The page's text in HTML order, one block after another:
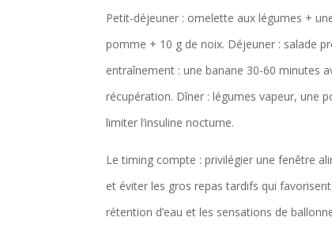
Petit-déjeuner : omelette aux légumes +
pomme + 10 g de noix. Déjeuner : salade
entraînement : une banane 30-60 minutes
récupération. Dîner : légumes vapeur, une
limiter l’insuline nocturne.
Le timing compte : privilégier une fenêtre
et éviter les gros repas tardifs qui
rétention d’eau et les sensations de